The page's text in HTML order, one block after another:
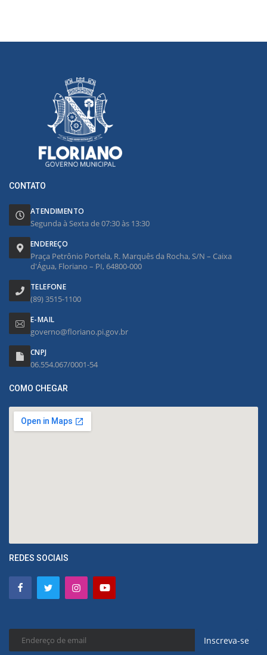
CONTATO
ATENDIMENTO
Segunda à Sexta de 07:30 às 13:30
ENDEREÇO
Praça Petrônio Portela, R. Marquês da Rocha, S/N – Caixa
d'Água, Floriano – PI, 64800-000
TELEFONE
(89) 3515-1100
E-MAIL
governo@floriano.pi.gov.br
CNPJ
06.554.067/0001-54
COMO CHEGAR
REDES SOCIAIS
Inscreva-se